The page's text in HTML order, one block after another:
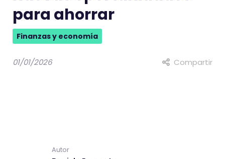
para ahorrar
Finanzas y economía
01/01/2026 Compartir
Autor